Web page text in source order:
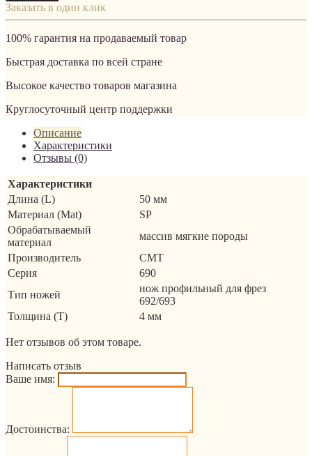
Заказать в один клик
100% гарантия на продаваемый товар
Быстрая доставка по всей стране
Высокое качество товаров магазина
Круглосуточный центр поддержки
Описание
Характеристики
Отзывы (0)
Характеристики
Длина (L)
50 мм
Материал (Mat)
SP
Обрабатываемый
материал
массив мягкие породы
Производитель
CMT
Серия
690
Тип ножей
нож профильный для фрез
692/693
Толщина (T)
4 мм
Нет отзывов об этом товаре.
Написать отзыв
Ваше имя:
Достоинства: